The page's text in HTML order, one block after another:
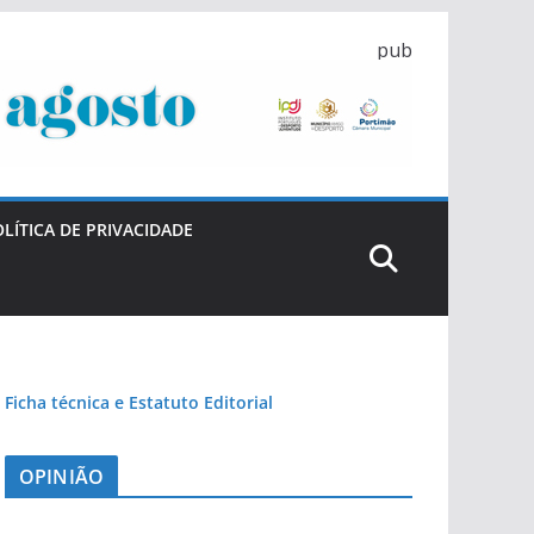
pub
DE PRIVACIDADE
Ficha técnica e Estatuto Editorial
OPINIÃO